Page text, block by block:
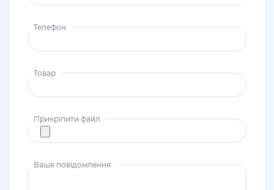
Телефон
Товар
Прикріпити файл
Ваше повідомлення